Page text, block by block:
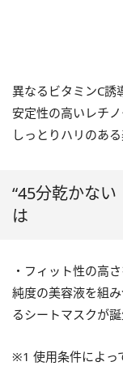
異なるビタミンC誘
安定性の高いレチ
しっとりハリのある
“45分乾かな
は
・フィット性の高
純度の美容液を組
るシートマスクが誕
※1 使用条件によっ